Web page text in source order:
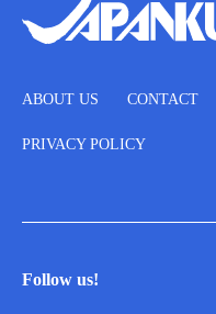
ABOUT US CONTACT
PRIVACY POLICY
Follow us!